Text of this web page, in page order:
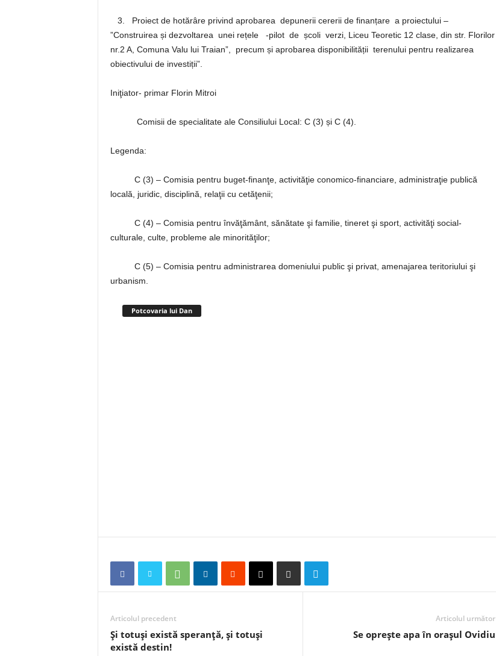
3. Proiect de hotărâre privind aprobarea depunerii cererii de finanțare a proiectului –
”Construirea și dezvoltarea unei rețele -pilot de școli verzi, Liceu Teoretic 12 clase, din str. Florilor
nr.2 A, Comuna Valu lui Traian”, precum și aprobarea disponibilității terenului pentru realizarea
obiectivului de investiții”.
Iniţiator- primar Florin Mitroi
Comisii de specialitate ale Consiliului Local: C (3) și C (4).
Legenda:
C (3) – Comisia pentru buget-finanţe, activităţie conomico-financiare, administraţie publică
locală, juridic, disciplină, relaţii cu cetăţenii;
C (4) – Comisia pentru învăţământ, sănătate şi familie, tineret şi sport, activităţi social-
culturale, culte, probleme ale minorităţilor;
C (5) – Comisia pentru administrarea domeniului public şi privat, amenajarea teritoriului şi
urbanism.
Potcovaria lui Dan
Articolul precedent
Şi totuşi există speranţă, şi totuşi
există destin!
Articolul următor
Se oprește apa în orașul Ovidiu